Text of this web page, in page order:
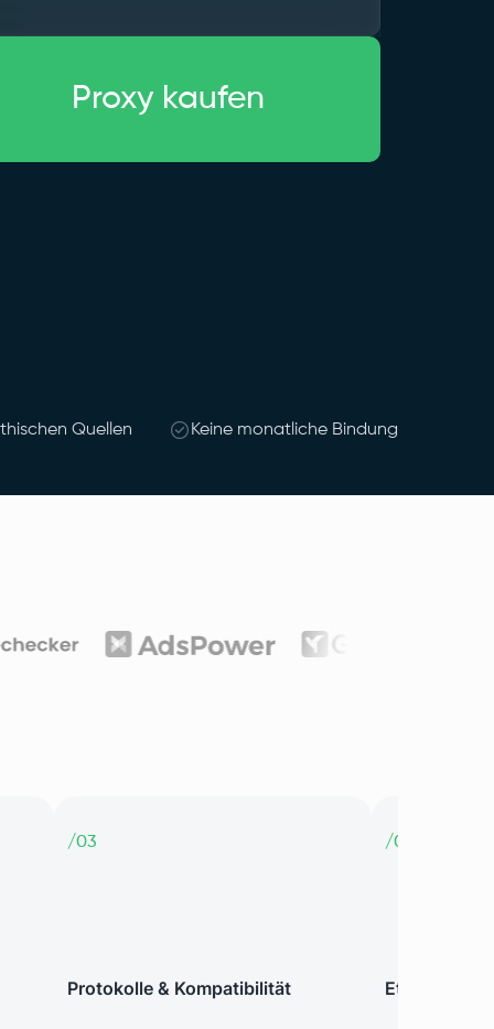
Proxy kaufen
Quellen Keine monatliche Bindung
/03
Protokolle & Kompatibilität
/04
Ethik &